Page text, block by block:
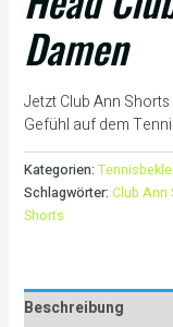
Damen
Jetzt Club Ann
Gefühl auf dem
Kategorien:
Schlagwörter: Club Ann
Shorts
Beschreibung